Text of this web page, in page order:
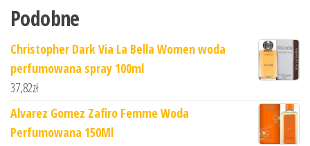
Podobne
Christopher Dark Via La Bella Women woda
perfumowana spray 100ml
37,82zł
Alvarez Gomez Zafiro Femme Woda
Perfumowana 150Ml